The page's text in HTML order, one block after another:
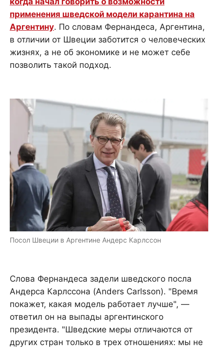
применения шведской модели карантина на
Аргентину. По словам Фернандеса, Аргентина,
в отличии от Швеции заботится о человеческих
жизнях, а не об экономике и не может себе
позволить такой подход.
Посол Швеции в Аргентине Андерс Карлссон
Слова Фернандеса задели шведского посла
Андерса Карлссона (Anders Carlsson). "Время
покажет, какая модель работает лучше", —
ответил он на выпады аргентинского
президента. "Шведские меры отличаются от
других стран только в трех отношениях: мы не